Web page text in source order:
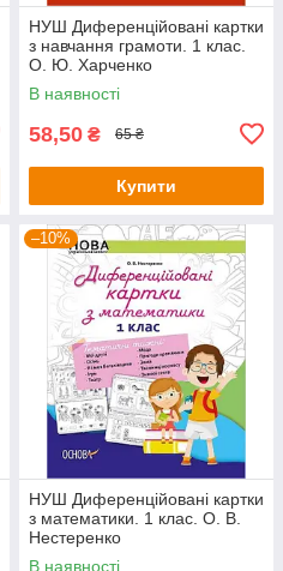
НУШ Диференційовані картки
з навчання грамоти. 1 клас.
О. Ю. Харченко
В наявності
58,50 ₴ 65 ₴
Купити
–10%
НУШ Диференційовані картки
з математики. 1 клас. О. В.
Нестеренко
В наявності